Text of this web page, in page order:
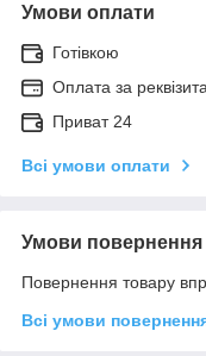
Умови оплати
Готівкою
Оплата за
Приват 24
Всі умови оплати
Умови повернення
Повернення товару
Всі умови